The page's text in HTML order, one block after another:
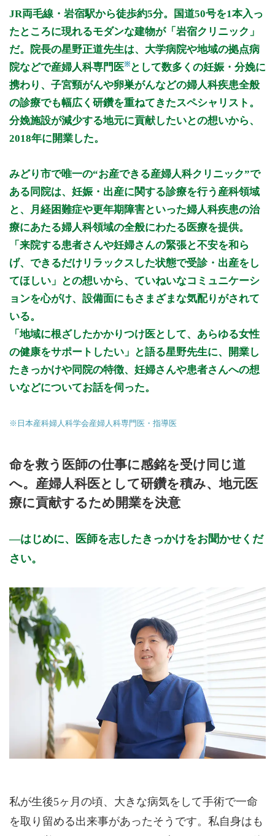
診療時間 月 月曜日
火 火曜日水曜日木曜日
金金曜日
土土曜日日曜日
祝
9:00～12:00
● ● ● ● ●
●
15:00～18:00
● ● ● ●
休診日：日、祝
備考：・診察医師の希望は当日受付にお声掛けください。(※各
医師の勤務日についてはホームページよりご確認ください。)
・受付終了時間は診療時間の30分前です。
・木曜日、土曜日は午後休診です。
・緊急時には対応いたしますので電話連絡の上ご来院くださ
※診療時間や臨時休診・診療内容等について、事前に必ず医療
機関ホームページ、またはお電話にてご確認ください。
>>病院なびで医療機関の詳細を見る
公式HPはこちら
JR両毛線・岩宿駅から徒歩約5分。国道50号を1本入っ
たところに現れるモダンな建物が「岩宿クリニック」
だ。院長の星野正道先生は、大学病院や地域の拠点病
院などで産婦人科専門医※ として数多くの妊娠・分娩に
携わり、子宮頸がんや卵巣がんなどの婦人科疾患全般
の診療でも幅広く研鑽を重ねてきたスペシャリスト。
分娩施設が減少する地元に貢献したいとの想いから、
2018年に開業した。
みどり市で唯一の“お産できる産婦人科クリニック”で
ある同院は、妊娠・出産に関する診療を行う産科領域
と、月経困難症や更年期障害といった婦人科疾患の治
療にあたる婦人科領域の全般にわたる医療を提供。
「来院する患者さんや妊婦さんの緊張と不安を和ら
げ、できるだけリラックスした状態で受診・出産をし
てほしい」との想いから、ていねいなコミュニケーシ
ョンを心がけ、設備面にもさまざまな気配りがされて
いる。
「地域に根ざしたかかりつけ医として、あらゆる女性
の健康をサポートしたい」と語る星野先生に、開業し
たきっかけや同院の特徴、妊婦さんや患者さんへの想
いなどについてお話を伺った。
※日本産科婦人科学会産婦人科専門医・指導医
命を救う医師の仕事に感銘を受け同じ道
へ。産婦人科医として研鑽を積み、地元医
療に貢献するため開業を決意
はじめに、医師を志したきっかけをお聞かせくだ
さい。
私が生後5ヶ月の頃、大きな病気をして手術で一命
を取り留める出来事があったそうです。私自身はも